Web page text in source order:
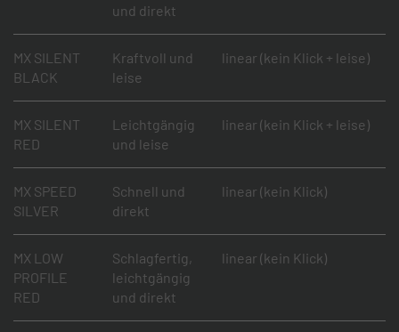
und direkt
MX SILENT
BLACK
Kraftvoll und
leise
linear (kein Klick + leise)
MX SILENT
RED
Leichtgängig
und leise
linear (kein Klick + leise)
MX SPEED
SILVER
Schnell und
direkt
linear (kein Klick)
MX LOW
PROFILE
RED
Schlagfertig,
leichtgängig
und direkt
linear (kein Klick)